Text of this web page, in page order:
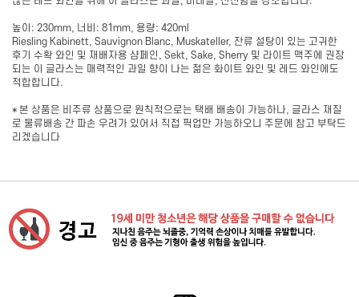
높이: 230mm, 너비: 81mm, 용량: 420ml
Riesling Kabinett, Sauvignon Blanc, Muskateller, 잔류 설탕이 있는 고귀한
후기 수확 와인 및 재배자용 샴페인, Sekt, Sake, Sherry 및 라이트 맥주에 권장
되는 이 글라스는 매력적인 과일 향이 나는 젊은 화이트 와인 및 레드 와인에도
적합합니다.
* 본 상품은 비주류 상품으로 원칙적으로는 택배 배송이 가능하나, 글라스 재질
로 물류배송 간 파손 우려가 있어서 직접 픽업만 가능하오니 주문에 참고 부탁드
리겠습니다